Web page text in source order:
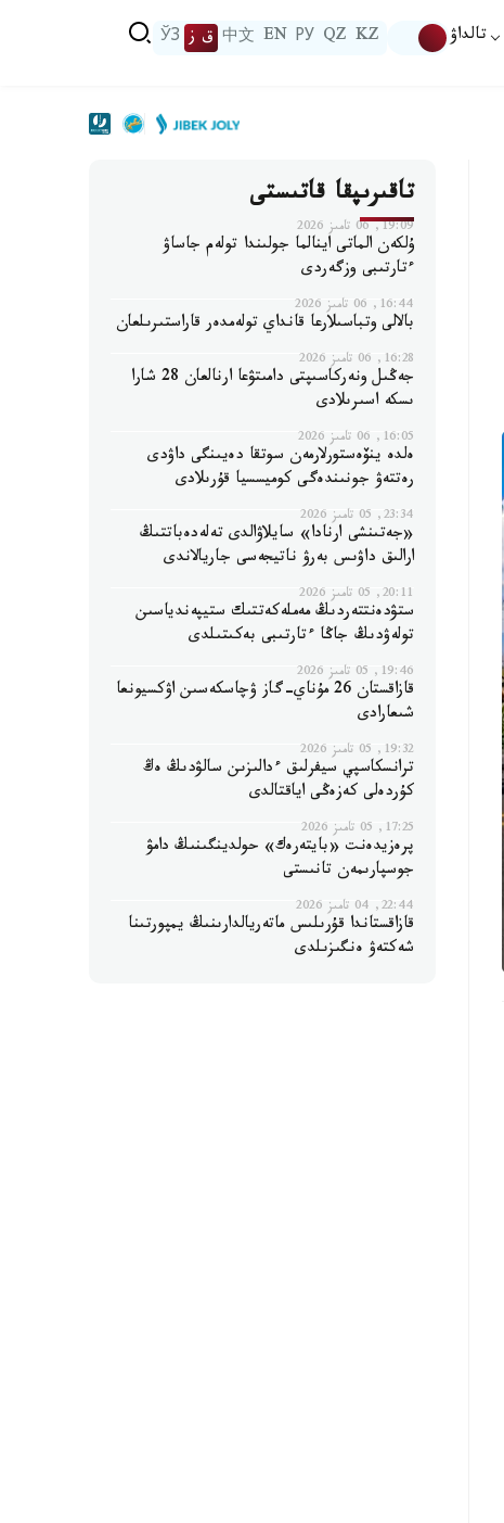
تالداۋ KZ
QZ
РУ
EN
中文 ق ز ЎЗ
تاقىرىپقا قاتىستى
19:09, 06 تامىز 2026
ۇلكەن الماتى اينالما جولىندا تولەم جاساۋ
ءتارتىبى وزگەردى
16:44, 06 تامىز 2026
بالالى وتباسىلارعا قانداي تولەمدەر قاراستىرىلعان
16:28, 06 تامىز 2026
جەڭىل ونەركاسىپتى دامىتۋعا ارنالعان 28 شارا
ىسكە اسىرىلادى
16:05, 06 تامىز 2026
ەلدە ينۆەستورلارمەن سوتقا دەيىنگى داۋدى
رەتتەۋ جونىندەگى كوميسسيا قۇرىلادى
23:34, 05 تامىز 2026
«جەتىنشى ارنادا» سايلاۋالدى تەلەدەباتتىڭ
ارالىق داۋىس بەرۋ ناتيجەسى جاريالاندى
20:11, 05 تامىز 2026
ستۋدەنتتەردىڭ مەملەكەتتىك ستيپەندياسىن
تولەۋدىڭ جاڭا ءتارتىبى بەكىتىلدى
19:46, 05 تامىز 2026
قازاقستان 26 مۇناي-گاز ۋچاسكەسىن اۋكسيونعا
شىعارادى
19:32, 05 تامىز 2026
ترانسكاسپي سيفرلىق ءدالىزىن سالۋدىڭ ەڭ
كۇردەلى كەزەڭى اياقتالدى
17:25, 05 تامىز 2026
پرەزيدەنت «بايتەرەك» حولدينگىنىڭ دامۋ
جوسپارىمەن تانىستى
22:44, 04 تامىز 2026
قازاقستاندا قۇرىلىس ماتەريالدارىنىڭ يمپورتىنا
شەكتەۋ ەنگىزىلدى